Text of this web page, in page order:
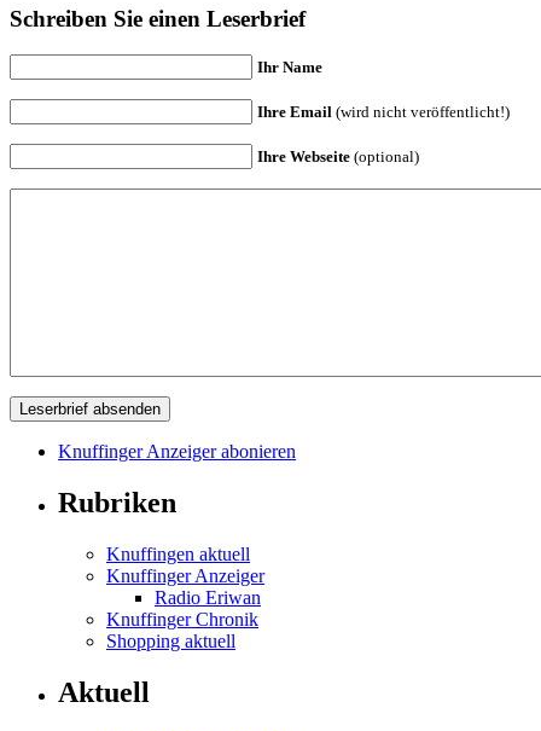
Schreiben Sie einen Leserbrief
Ihr Name
Ihre Email (wird nicht veröffentlicht!)
Ihre Webseite (optional)
Knuffinger Anzeiger abonieren
Rubriken
Knuffingen aktuell
Knuffinger Anzeiger
Radio Eriwan
Knuffinger Chronik
Shopping aktuell
Aktuell